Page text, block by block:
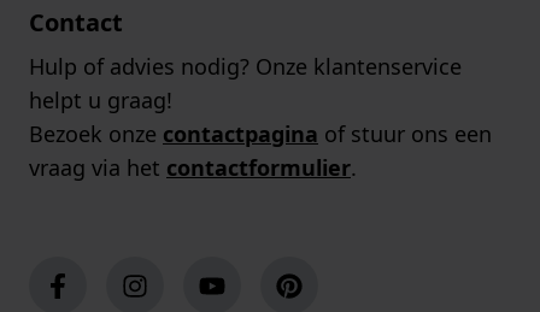
Contact
Hulp of advies nodig? Onze klantenservice
helpt u graag!
Bezoek onze contactpagina of stuur ons een
vraag via het contactformulier.